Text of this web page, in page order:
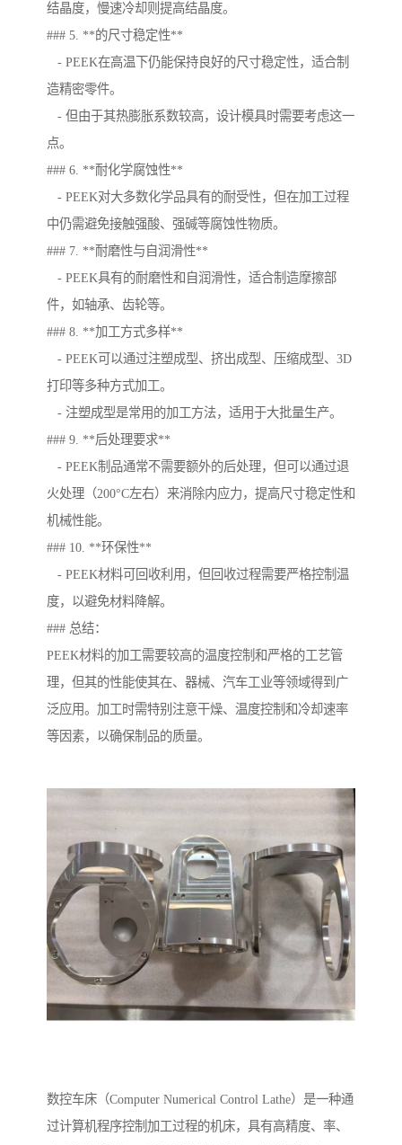
结晶度，慢速冷却则提高结晶度。
### 5. **的尺寸稳定性**
- PEEK在高温下仍能保持良好的尺寸稳定性，适合制
造精密零件。
- 但由于其热膨胀系数较高，设计模具时需要考虑这一
点。
### 6. **耐化学腐蚀性**
- PEEK对大多数化学品具有的耐受性，但在加工过程
中仍需避免接触强酸、强碱等腐蚀性物质。
### 7. **耐磨性与自润滑性**
- PEEK具有的耐磨性和自润滑性，适合制造摩擦部
件，如轴承、齿轮等。
### 8. **加工方式多样**
- PEEK可以通过注塑成型、挤出成型、压缩成型、3D
打印等多种方式加工。
- 注塑成型是常用的加工方法，适用于大批量生产。
### 9. **后处理要求**
- PEEK制品通常不需要额外的后处理，但可以通过退
火处理（200°C左右）来消除内应力，提高尺寸稳定性和
机械性能。
### 10. **环保性**
- PEEK材料可回收利用，但回收过程需要严格控制温
度，以避免材料降解。
### 总结：
PEEK材料的加工需要较高的温度控制和严格的工艺管
理，但其的性能使其在、器械、汽车工业等领域得到广
泛应用。加工时需特别注意干燥、温度控制和冷却速率
等因素，以确保制品的质量。
数控车床（Computer Numerical Control Lathe）是一种通
过计算机程序控制加工过程的机床，具有高精度、率、